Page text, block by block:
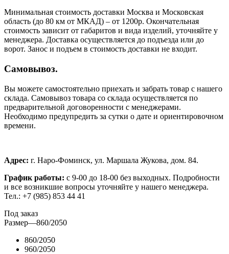
Минимальная стоимость доставки Москва и Московская
область (до 80 км от МКАД) – от 1200р. Окончательная
стоимость зависит от габаритов и вида изделий, уточняйте у
менеджера. Доставка осуществляется до подъезда или до
ворот. Занос и подъем в стоимость доставки не входит.
Самовывоз.
Вы можете самостоятельно приехать и забрать товар с нашего
склада. Самовывоз товара со склада осуществляется по
предварительной договоренности с менеджерами.
Необходимо предупредить за сутки о дате и ориентировочном
времени.
Адрес: г. Наро-Фоминск, ул. Маршала Жукова, дом. 84.
График работы: с 9-00 до 18-00 без выходных. Подробности
и все возникшие вопросы уточняйте у нашего менеджера.
Тел.: +7 (985) 853 44 41
Под заказ
Размер—860/2050
860/2050
960/2050